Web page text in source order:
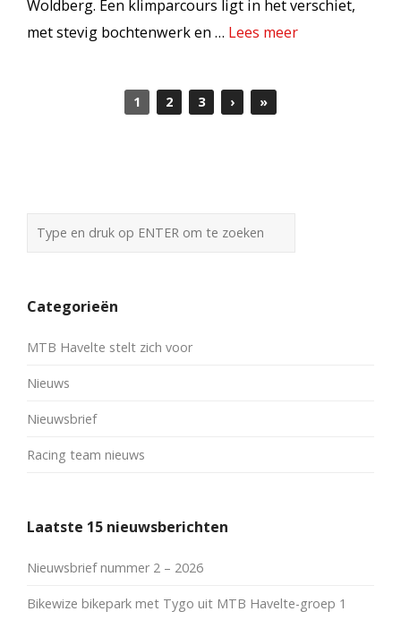
Woldberg. Een klimparcours ligt in het verschiet,
met stevig bochtenwerk en … Lees meer
1 2 3 › »
Categorieën
MTB Havelte stelt zich voor
Nieuws
Nieuwsbrief
Racing team nieuws
Laatste 15 nieuwsberichten
Nieuwsbrief nummer 2 – 2026
Bikewize bikepark met Tygo uit MTB Havelte-groep 1